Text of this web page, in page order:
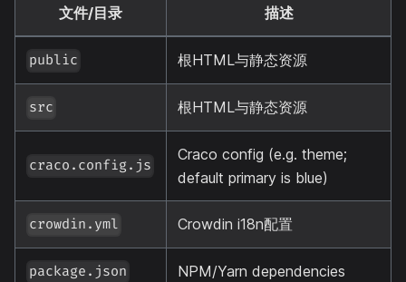
文件/目录 描述
public 根HTML与静态资源
src 根HTML与静态资源
craco.config.js
Craco config (e.g. theme;
default primary is blue)
crowdin.yml Crowdin i18n配置
package.json NPM/Yarn dependencies